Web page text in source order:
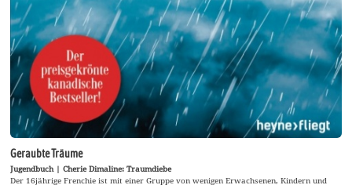
Geraubte Träume
Jugendbuch | Cherie Dimaline: Traumdiebe
Der 16jährige Frenchie ist mit einer Gruppe von wenigen Erwachsenen, Kindern und